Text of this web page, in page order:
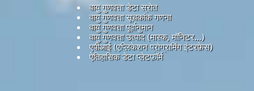
वायु गुणवत्ता डेटा स्रोत
वायु गुणवत्ता सूचकांक गणना
वायु गुणवत्ता पूर्वानुमान
वायु गुणवत्ता उत्पाद (मास्क, मॉनिटर...)
एपीआई (एप्लिकेशन प्रोग्रामिंग इंटरफ़ेस)
ऐतिहासिक डेटा प्लेटफ़ॉर्म